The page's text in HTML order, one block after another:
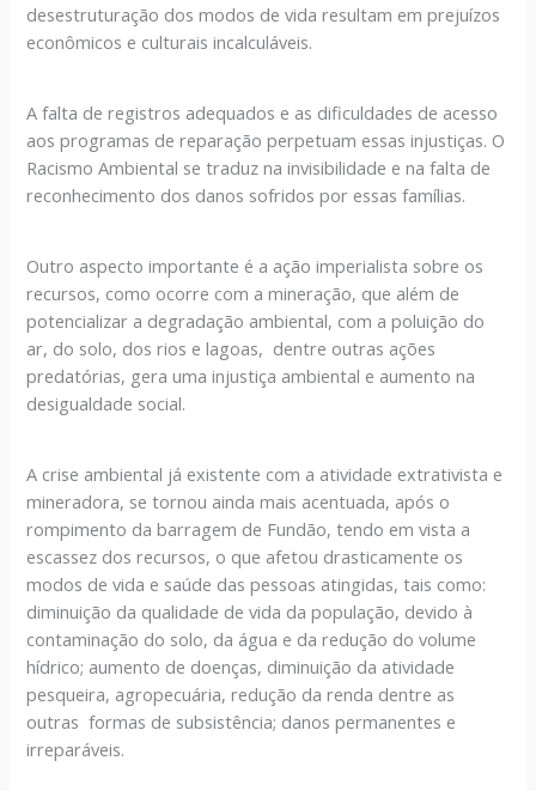
desestruturação dos modos de vida resultam em prejuízos
econômicos e culturais incalculáveis.
A falta de registros adequados e as dificuldades de acesso
aos programas de reparação perpetuam essas injustiças. O
Racismo Ambiental se traduz na invisibilidade e na falta de
reconhecimento dos danos sofridos por essas famílias.
Outro aspecto importante é a ação imperialista sobre os
recursos, como ocorre com a mineração, que além de
potencializar a degradação ambiental, com a poluição do
ar, do solo, dos rios e lagoas, dentre outras ações
predatórias, gera uma injustiça ambiental e aumento na
desigualdade social.
A crise ambiental já existente com a atividade extrativista e
mineradora, se tornou ainda mais acentuada, após o
rompimento da barragem de Fundão, tendo em vista a
escassez dos recursos, o que afetou drasticamente os
modos de vida e saúde das pessoas atingidas, tais como:
diminuição da qualidade de vida da população, devido à
contaminação do solo, da água e da redução do volume
hídrico; aumento de doenças, diminuição da atividade
pesqueira, agropecuária, redução da renda dentre as
outras formas de subsistência; danos permanentes e
irreparáveis.